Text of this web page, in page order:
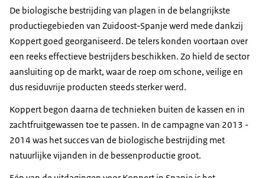
De biologische bestrijding van plagen in de belangrijkste
productiegebieden van Zuidoost-Spanje werd mede dankzij
Koppert goed georganiseerd. De telers konden voortaan over
een reeks effectieve bestrijders beschikken. Zo hield de sector
aansluiting op de markt, waar de roep om schone, veilige en
dus residuvrije producten steeds sterker werd.
Koppert begon daarna de technieken buiten de kassen en in
zachtfruitgewassen toe te passen. In de campagne van 2013 -
2014 was het succes van de biologische bestrijding met
natuurlijke vijanden in de bessenproductie groot.